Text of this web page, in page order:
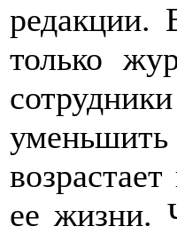
редакции.
только
ее жизни.